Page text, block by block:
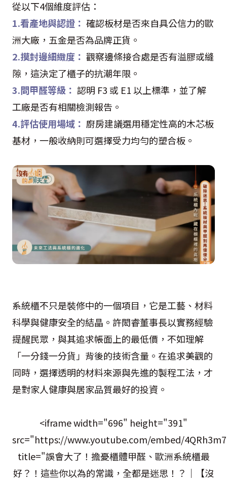
從以下4個維度評估：
1.看產地與認證： 確認板材是否來自具公信力的歐
洲大廠，五金是否為品牌正貨。
2.摸封邊細緻度： 觀察邊條接合處是否有溢膠或縫
隙，這決定了櫃子的抗潮年限。
3.問甲醛等級： 認明 F3 或 E1 以上標準，並了解
工廠是否有相關檢測報告。
4.評估使用場域： 廚房建議選用穩定性高的木芯板
基材，一般收納則可選擇受力均勻的塑合板。
系統櫃不只是裝修中的一個項目，它是工藝、材料
科學與健康安全的結晶。許閎睿董事長以實務經驗
提醒民眾，與其追求帳面上的最低價，不如理解
「一分錢一分貨」背後的技術含量。在追求美觀的
同時，選擇透明的材料來源與先進的製程工法，才
是對家人健康與居家品質最好的投資。
<iframe width="696" height="391"
src="https://www.youtube.com/embed/
title="誤會大了！擔憂櫃體甲醛、歐洲系統櫃最
好？！這些你以為的常識，全都是迷思！？｜【沒